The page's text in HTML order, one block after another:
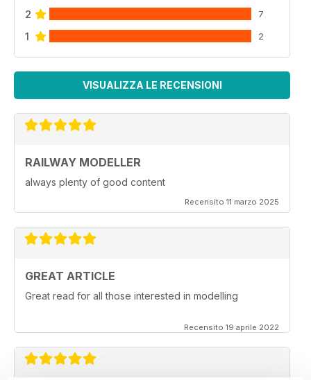
2 7
1 2
VISUALIZZA LE RECENSIONI
RAILWAY MODELLER
always plenty of good content
Recensito 11 marzo 2025
GREAT ARTICLE
Great read for all those interested in modelling
Recensito 19 aprile 2022